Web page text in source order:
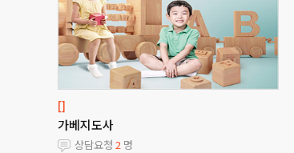
[]
가베지도사
상담요청 2 명